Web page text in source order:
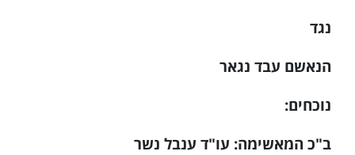
נגד
הנאשם עבד נגאר
נוכחים:
ב"כ המאשימה: עו"ד ענבל נשר